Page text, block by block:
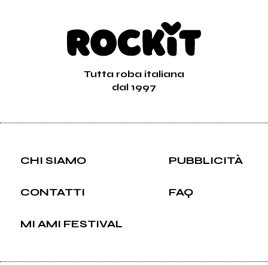
Tutta roba italiana
dal 1997
CHI SIAMO PUBBLICITÀ
CONTATTI FAQ
MI AMI FESTIVAL